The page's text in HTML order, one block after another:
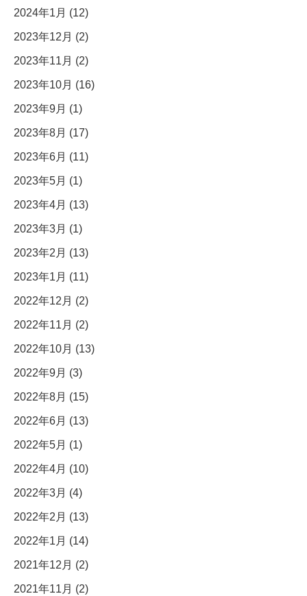
2024年1月 (12)
2023年12月 (2)
2023年11月 (2)
2023年10月 (16)
2023年9月 (1)
2023年8月 (17)
2023年6月 (11)
2023年5月 (1)
2023年4月 (13)
2023年3月 (1)
2023年2月 (13)
2023年1月 (11)
2022年12月 (2)
2022年11月 (2)
2022年10月 (13)
2022年9月 (3)
2022年8月 (15)
2022年6月 (13)
2022年5月 (1)
2022年4月 (10)
2022年3月 (4)
2022年2月 (13)
2022年1月 (14)
2021年12月 (2)
2021年11月 (2)